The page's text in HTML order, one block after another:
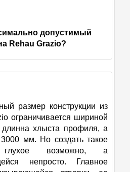
допустимый
Rehau Grazio?
размер конструкции из
ограничивается шириной
хлыста профиля, а
мм. Но создать такое
глухое возможно, а
непросто. Главное